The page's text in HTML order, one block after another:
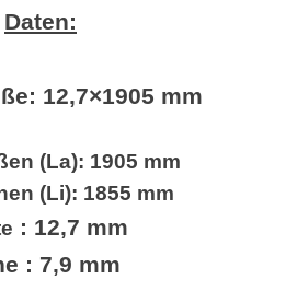
Daten:
12,7×1905 mm
(La): 1905 mm
(Li): 1855 mm
: 12,7 mm
: 7,9 mm